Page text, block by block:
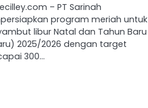
– PT Sarinah
program meriah untuk
libur Natal dan Tahun Baru
2025/2026 dengan target
300…